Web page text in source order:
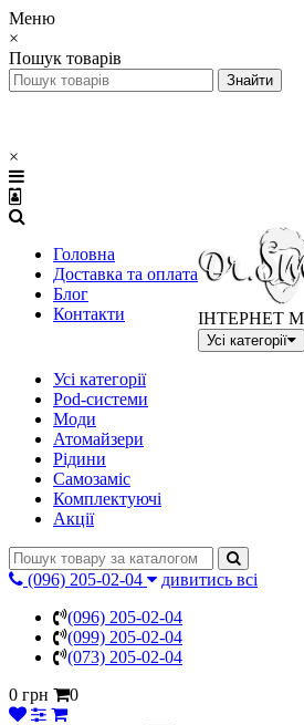
Меню
×
Пошук товарів
×
Головна
Доставка та оплата
Блог
Контакти
ІНТЕРНЕТ
Усі категорії
Усі категорії
Pod-системи
Моди
Атомайзери
Рідини
Самозаміс
Комплектуючі
Акції
(096) 205-02-04
дивитись всі
(096) 205-02-04
(099) 205-02-04
(073) 205-02-04
0 грн
0